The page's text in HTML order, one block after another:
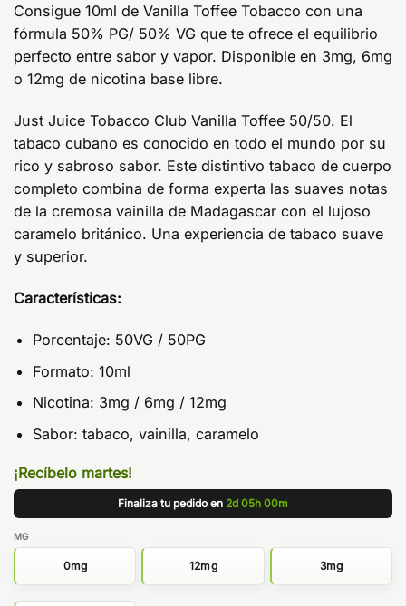
valoración
de un
Consigue 10ml de Vanilla Toffee Tobacco con una
fórmula 50% PG/ 50% VG que te ofrece el equilibrio
perfecto entre sabor y vapor. Disponible en 3mg, 6mg
o 12mg de nicotina base libre.
Just Juice Tobacco Club Vanilla Toffee 50/50. El
tabaco cubano es conocido en todo el mundo por su
rico y sabroso sabor. Este distintivo tabaco de cuerpo
completo combina de forma experta las suaves notas
de la cremosa vainilla de Madagascar con el lujoso
caramelo británico. Una experiencia de tabaco suave
y superior.
Características:
Porcentaje: 50VG / 50PG
Formato: 10ml
Nicotina: 3mg / 6mg / 12mg
Sabor: tabaco, vainilla, caramelo
¡Recíbelo martes!
Finaliza tu pedido en 2d 05h 00m
MG
0mg 12mg 3mg